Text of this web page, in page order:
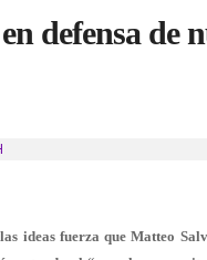
defensa de
ideas fuerza que Matteo